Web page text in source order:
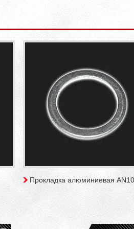
Прокладка алюминиевая AN10